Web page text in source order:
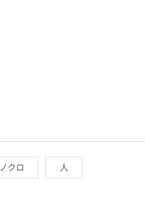
クロ 人